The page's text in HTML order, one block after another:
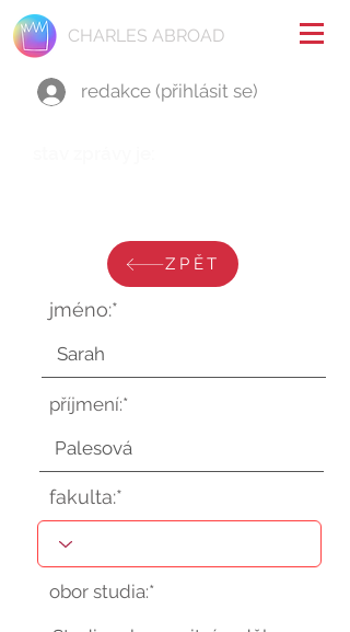
CHARLES ABROAD
redakce (přihlásit se)
ZPĚT
jméno:*
příjmení:*
fakulta:*
obor studia:*